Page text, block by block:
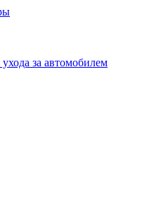
за автомобилем